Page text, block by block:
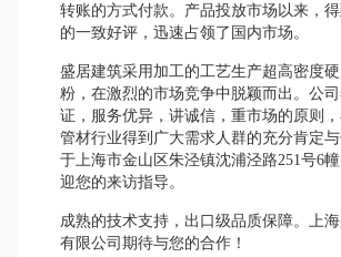
转账的方式付款。产品投放市场以来，
的一致好评，迅速占领了国内市场。
盛居建筑采用加工的工艺生产超高密度
粉，在激烈的市场竞争中脱颖而出。公
证，服务优异，讲诚信，重市场的原则
管材行业得到广大需求人群的充分肯定
于上海市金山区朱泾镇沈浦泾路251号6
迎您的来访指导。
成熟的技术支持，出口级品质保障。上
有限公司期待与您的合作！